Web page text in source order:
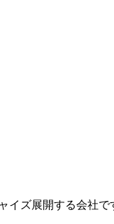
イズ展開する会社